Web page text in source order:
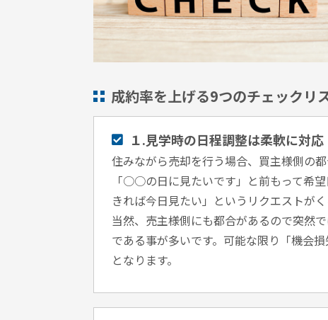
成約率を上げる9つのチェックリ
１.見学時の日程調整は柔軟に対応
住みながら売却を行う場合、買主様側の都
「○○の日に見たいです」と前もって希
きれば今日見たい」というリクエストがく
当然、売主様側にも都合があるので突然
である事が多いです。可能な限り「機会
となります。